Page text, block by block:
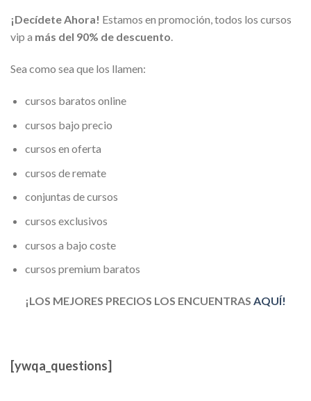
¡Decídete Ahora! Estamos en promoción, todos los cursos
vip a más del 90% de descuento.
Sea como sea que los llamen:
cursos baratos online
cursos bajo precio
cursos en oferta
cursos de remate
conjuntas de cursos
cursos exclusivos
cursos a bajo coste
cursos premium baratos
¡LOS MEJORES PRECIOS LOS ENCUENTRAS AQUÍ!
[ywqa_questions]